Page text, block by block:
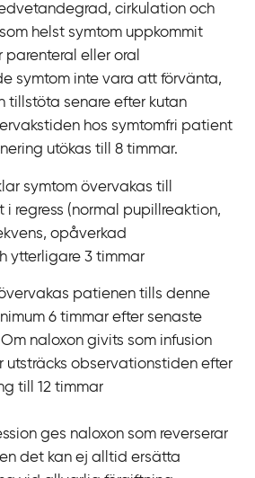
cirkulation och
helst symtom uppkommit
parenteral eller oral
symtom inte vara att förvänta,
tillstöta senare efter kutan
hos symtomfri patient
utökas till 8 timmar.
symtom övervakas till
i regress (normal pupillreaktion,
opåverkad
ytterligare 3 timmar
patienen tills denne
6 timmar efter senaste
naloxon givits som infusion
utsträcks observationstiden efter
till 12 timmar
ges naloxon som reverserar
det kan ej alltid ersätta